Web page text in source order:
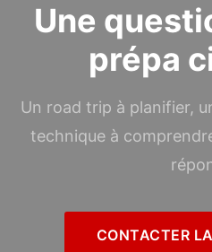
Une
prépa
Un road trip à planifier,
technique à
CONTACTER